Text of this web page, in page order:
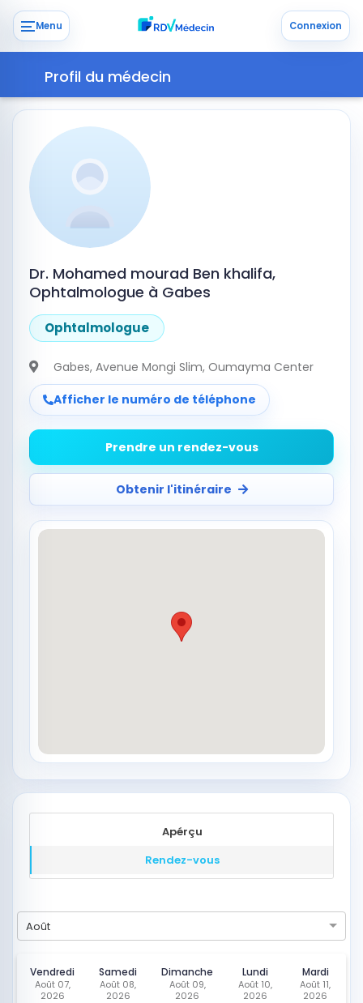
Menu Connexion
Profil du médecin
Dr. Mohamed mourad Ben khalifa,
Ophtalmologue à Gabes
Ophtalmologue
Gabes, Avenue Mongi Slim, Oumayma Center
Afficher le numéro de téléphone
Prendre un rendez-vous
Obtenir l'itinéraire
Apérçu
Rendez-vous
Août
Vendredi
Août 07,
2026
Samedi
Août 08,
2026
Dimanche
Août 09,
2026
Lundi
Août 10,
2026
Mardi
Août 11,
2026